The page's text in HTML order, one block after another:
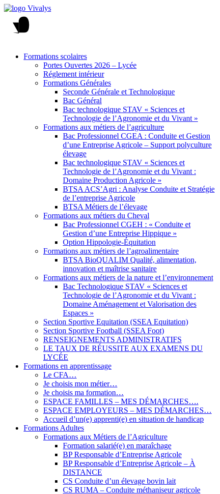
Formations scolaires
Portes Ouvertes 2026 – Lycée
Réglement intérieur
Formations Générales
Seconde Générale et Technologique
Bac Général
Bac technologique STAV « Sciences et
Technologie de l’Agronomie et du Vivant »
Formations aux métiers de l’agriculture
Bac Professionnel CGEA : Conduite et Gestion
d’une Entreprise Agricole – Support polyculture
élevage
Bac technologique STAV « Sciences et
Technologie de l’Agronomie et du Vivant :
Domaine Production Agricole »
BTSA ACS’Agri : Analyse Conduite et Stratégie
de l’entreprise Agricole
BTSA Métiers de l’élevage
Formations aux métiers du Cheval
Bac Professionnel CGEH : « Conduite et
Gestion d’une Entreprise Hippique »
Option Hippologie-Équitation
Formations aux métiers de l’agroalimentaire
BTSA BioQUALIM Qualité, alimentation,
innovation et maîtrise sanitaire
Formations aux métiers de la nature et l’environnement
Bac Technologique STAV « Sciences et
Technologie de l’Agronomie et du Vivant :
Domaine Aménagement et Valorisation des
Espaces »
Section Sportive Equitation (SSEA Equitation)
Section Sportive Football (SSEA Foot)
RENSEIGNEMENTS ADMINISTRATIFS
LE TAUX DE RÉUSSITE AUX EXAMENS DU
LYCÉE
Formations en apprentissage
Le CFA…
Je choisis mon métier…
Je choisis ma formation…
ESPACE FAMILLES – MES DÉMARCHES….
ESPACE EMPLOYEURS – MES DÉMARCHES…
Accueil d’un(e) apprenti(e) en situation de handicap
Formations Adultes
Formations aux Métiers de l’Agriculture
Formation salarié(e) en maraîchage
BP Responsable d’Entreprise Agricole
BP Responsable d’Entreprise Agricole – À
DISTANCE
CS Conduite d’un élevage bovin lait
CS RUMA – Conduite méthaniseur agricole